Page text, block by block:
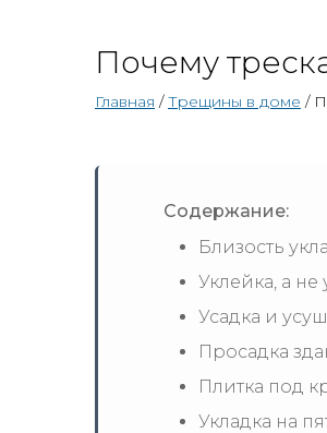
Почему
Главная /Трещины в доме /
Содержание:
Близость
Уклейка, а не
Усадка и
Просадка
Плитка под
Укладка на